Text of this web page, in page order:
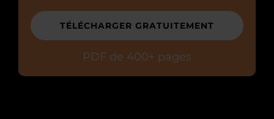
TÉLÉCHARGER GRATUITEMENT
PDF de 400+ pages